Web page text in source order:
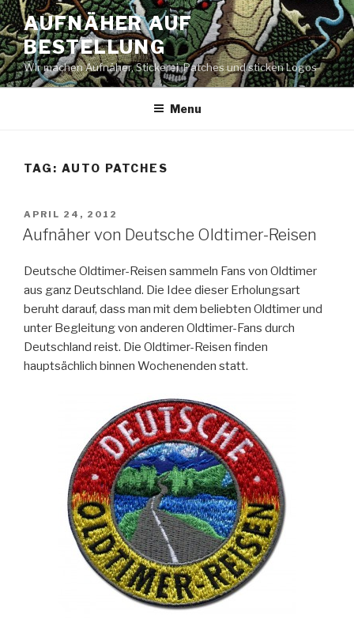
Skip
to
content
AUFNÄHER AUF
BESTELLUNG
Wir machen Aufnäher, Stickerei, Patches und sticken Logos
Menu
TAG: AUTO PATCHES
POSTED
ON
APRIL 24, 2012
Aufnäher von Deutsche Oldtimer-Reisen
Deutsche Oldtimer-Reisen sammeln Fans von Oldtimer
aus ganz Deutschland. Die Idee dieser Erholungsart
beruht darauf, dass man mit dem beliebten Oldtimer und
unter Begleitung von anderen Oldtimer-Fans durch
Deutschland reist. Die Oldtimer-Reisen finden
hauptsächlich binnen Wochenenden statt.